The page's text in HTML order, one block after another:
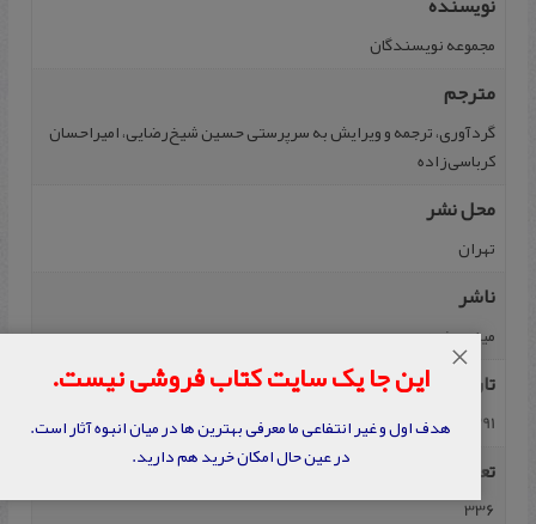
مجموعه نویسندگان
مترجم
گردآوری، ترجمه و ويرايش به سرپرستی حسین شیخ‌رضایی، امیراحسان
کرباسی‌زاده
محل نشر
تهران
ناشر
مینوی خرد
تاریخ نشر
1391
تعداد صفحه
336
این جا یک سایت کتاب فروشی نیست.
هدف اول و غیر انتفاعی ما معرفی بهترین ها در میان انبوه آثار است.
در عین حال امکان خرید هم دارید.
×